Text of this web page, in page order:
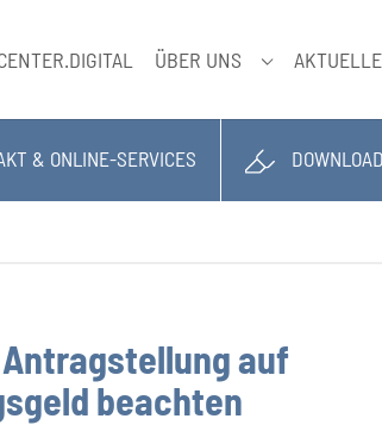
ÜBER UNS
SUBMENU
& ONLINE-SERVICES
auf
beachten